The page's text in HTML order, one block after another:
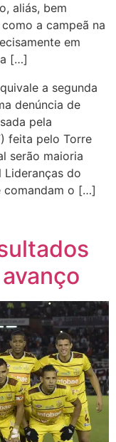
aliás, bem
a campeã na
em
[…]
a segunda
denúncia de
pela
feita pelo Torre
serão maioria
Lideranças do
comandam o […]